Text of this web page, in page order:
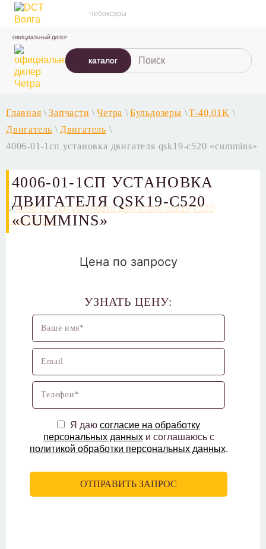
Чебоксары
ОФИЦИАЛЬНЫЙ ДИЛЕР
каталог
Главная \ Запчасти \ Четра \ Бульдозеры \ T-40.01K \
Двигатель \ Двигатель \
4006-01-1сп установка двигателя qsk19-c520 «cummins»
4006-01-1СП УСТАНОВКА
ДВИГАТЕЛЯ QSK19-C520
«CUMMINS»
Цена по запросу
УЗНАТЬ ЦЕНУ:
Я даю согласие на обработку
персональных данныхи соглашаюсь с
политикой обработки персональных данных.